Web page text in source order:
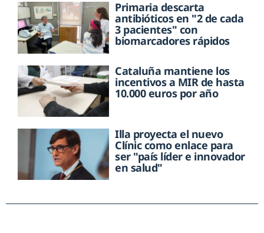
Primaria descarta
antibióticos en "2 de cada
3 pacientes" con
biomarcadores rápidos
Cataluña mantiene los
incentivos a MIR de hasta
10.000 euros por año
Illa proyecta el nuevo
Clínic como enlace para
ser "país líder e innovador
en salud"